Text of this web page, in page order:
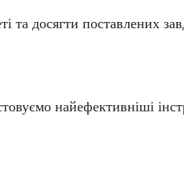
та досягти поставлених
найефективніші